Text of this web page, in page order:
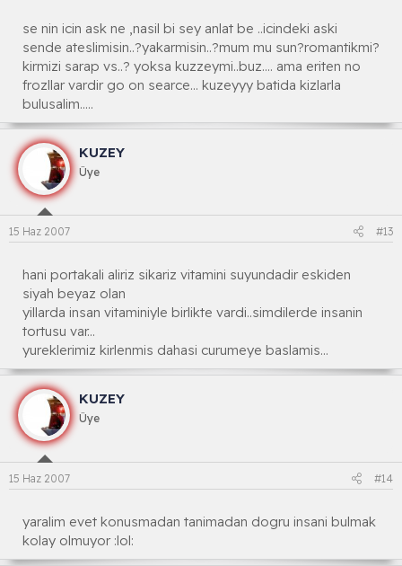
se nin icin ask ne ,nasil bi sey anlat be ..icindeki aski
sende ateslimisin..?yakarmisin..?mum mu sun?romantikmi?
kirmizi sarap vs..? yoksa kuzzeymi..buz.... ama eriten no
frozllar vardir go on searce... kuzeyyy batida kizlarla
bulusalim.....
KUZEY
Üye
15 Haz 2007 #13
hani portakali aliriz sikariz vitamini suyundadir eskiden
siyah beyaz olan
yillarda insan vitaminiyle birlikte vardi..simdilerde insanin
tortusu var...
yureklerimiz kirlenmis dahasi curumeye baslamis...
KUZEY
Üye
15 Haz 2007 #14
yaralim evet konusmadan tanimadan dogru insani bulmak
kolay olmuyor :lol: